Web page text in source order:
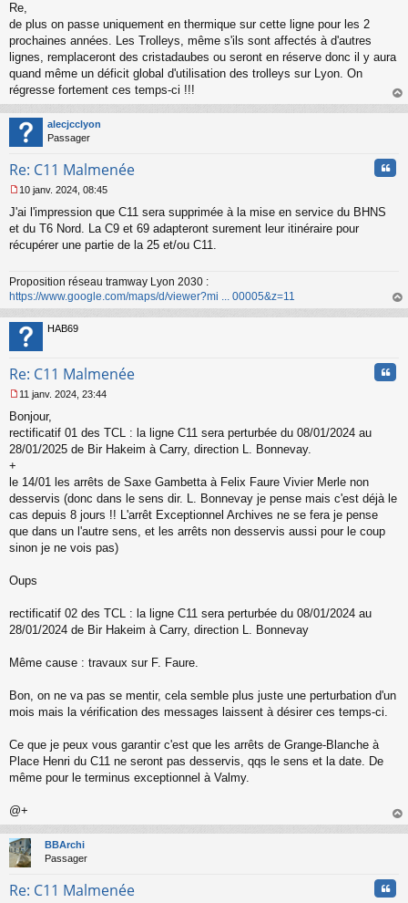
e
s
s
g
e
n
o
n
l
u
Re,
de plus on passe uniquement en thermique sur cette ligne pour les 2
prochaines années. Les Trolleys, même s'ils sont affectés à d'autres
lignes, remplaceront des cristadaubes ou seront en réserve donc il y aura
quand même un déficit global d'utilisation des trolleys sur Lyon. On
régresse fortement ces temps-ci !!!
au
alecjcclyon
Passager
Re: C11 Malmenée
e
s
s
e
n
o
n
l
u
10 janv. 2024, 08:45
J'ai l'impression que C11 sera supprimée à la mise en service du BHNS
et du T6 Nord. La C9 et 69 adapteront surement leur itinéraire pour
récupérer une partie de la 25 et/ou C11.
Proposition réseau tramway Lyon 2030 :
https://www.google.com/maps/d/viewer?mi ... 00005&z=11
au
HAB69
Re: C11 Malmenée
e
s
s
e
n
o
n
u
11 janv. 2024, 23:44
Bonjour,
rectificatif 01 des TCL : la ligne C11 sera perturbée du 08/01/2024 au
28/01/2025 de Bir Hakeim à Carry, direction L. Bonnevay.
+
le 14/01 les arrêts de Saxe Gambetta à Felix Faure Vivier Merle non
desservis (donc dans le sens dir. L. Bonnevay je pense mais c'est déjà le
cas depuis 8 jours !! L'arrêt Exceptionnel Archives ne se fera je pense
que dans un l'autre sens, et les arrêts non desservis aussi pour le coup
sinon je ne vois pas)
Oups
rectificatif 02 des TCL : la ligne C11 sera perturbée du 08/01/2024 au
28/01/2024 de Bir Hakeim à Carry, direction L. Bonnevay
Même cause : travaux sur F. Faure.
Bon, on ne va pas se mentir, cela semble plus juste une perturbation d'un
mois mais la vérification des messages laissent à désirer ces temps-ci.
Ce que je peux vous garantir c'est que les arrêts de Grange-Blanche à
Place Henri du C11 ne seront pas desservis, qqs le sens et la date. De
même pour le terminus exceptionnel à Valmy.
@+
au
BBArchi
Passager
Re: C11 Malmenée